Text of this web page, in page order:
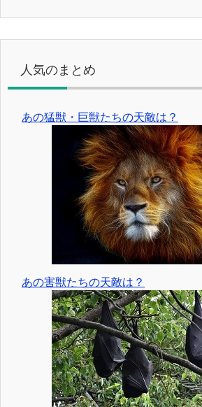
人気のまとめ
あの猛獣・巨獣たちの天敵は？
あの害獣たちの天敵は？